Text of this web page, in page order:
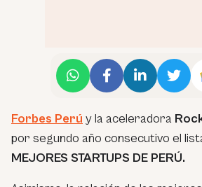
Forbes Perú y la aceleradora
por segundo año consecutivo el
MEJORES STARTUPS DE PERÚ.